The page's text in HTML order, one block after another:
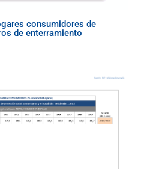
consumidores de
de enterramiento